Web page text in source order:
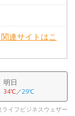
連サイトはこ
明日
34℃／29℃
イフビジネスウェザー